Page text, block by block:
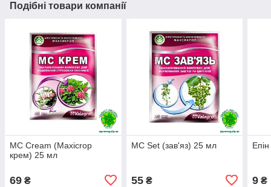
Подібні товари компанії
MC Cream (Мaxicrop
крем) 25 мл
69 ₴
MC Set (зав'яз) 25 мл
55₴ 9 ₴